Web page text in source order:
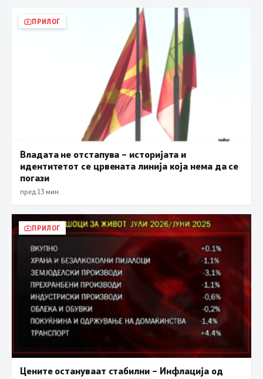
ПРИЛОГ
Владата не отстапува – историјата и
идентитетот се црвената линија која нема да се
погази
пред 13 мин.
ПРИЛОГ
Цените остануваат стабилни – Инфлација од